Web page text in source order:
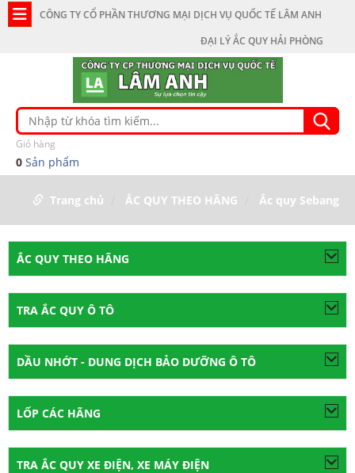
CÔNG TY CỔ PHẦN THƯƠNG MẠI DỊCH VỤ QUỐC TẾ LÂM ANH
ĐẠI LÝ ẮC QUY HẢI PHÒNG
Giỏ hàng
0 Sản phẩm
Trang chủ ẮC QUY THEO HÃNG Ắc quy Sebang
ẮC QUY THEO HÃNG
TRA ẮC QUY Ô TÔ
DẦU NHỚT - DUNG DỊCH BẢO DƯỠNG Ô TÔ
LỐP CÁC HÃNG
TRA ẮC QUY XE ĐIỆN, XE MÁY ĐIỆN